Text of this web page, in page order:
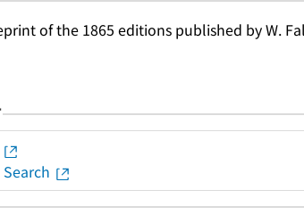
of the 1865 editions published by W.